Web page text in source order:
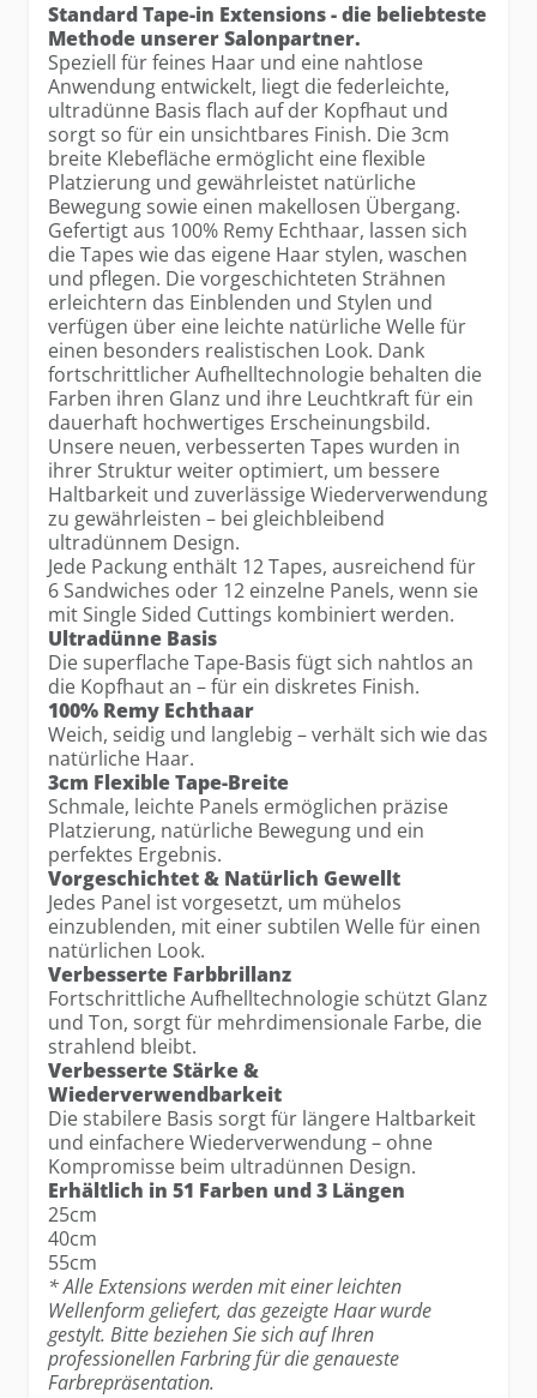
Standard Tape-in Extensions - die beliebteste
Methode unserer Salonpartner.
Speziell für feines Haar und eine nahtlose
Anwendung entwickelt, liegt die federleichte,
ultradünne Basis flach auf der Kopfhaut und
sorgt so für ein unsichtbares Finish. Die 3cm
breite Klebefläche ermöglicht eine flexible
Platzierung und gewährleistet natürliche
Bewegung sowie einen makellosen Übergang.
Gefertigt aus 100% Remy Echthaar, lassen sich
die Tapes wie das eigene Haar stylen, waschen
und pflegen. Die vorgeschichteten Strähnen
erleichtern das Einblenden und Stylen und
verfügen über eine leichte natürliche Welle für
einen besonders realistischen Look. Dank
fortschrittlicher Aufhelltechnologie behalten die
Farben ihren Glanz und ihre Leuchtkraft für ein
dauerhaft hochwertiges Erscheinungsbild.
Unsere neuen, verbesserten Tapes wurden in
ihrer Struktur weiter optimiert, um bessere
Haltbarkeit und zuverlässige Wiederverwendung
zu gewährleisten – bei gleichbleibend
ultradünnem Design.
Jede Packung enthält 12 Tapes, ausreichend für
6 Sandwiches oder 12 einzelne Panels, wenn sie
mit Single Sided Cuttings kombiniert werden.
Ultradünne Basis
Die superflache Tape-Basis fügt sich nahtlos an
die Kopfhaut an – für ein diskretes Finish.
100% Remy Echthaar
Weich, seidig und langlebig – verhält sich wie das
natürliche Haar.
3cm Flexible Tape-Breite
Schmale, leichte Panels ermöglichen präzise
Platzierung, natürliche Bewegung und ein
perfektes Ergebnis.
Vorgeschichtet & Natürlich Gewellt
Jedes Panel ist vorgesetzt, um mühelos
einzublenden, mit einer subtilen Welle für einen
natürlichen Look.
Verbesserte Farbbrillanz
Fortschrittliche Aufhelltechnologie schützt Glanz
und Ton, sorgt für mehrdimensionale Farbe, die
strahlend bleibt.
Verbesserte Stärke &
Wiederverwendbarkeit
Die stabilere Basis sorgt für längere Haltbarkeit
und einfachere Wiederverwendung – ohne
Kompromisse beim ultradünnen Design.
Erhältlich in 51 Farben und 3 Längen
25cm
40cm
55cm
* Alle Extensions werden mit einer leichten
Wellenform geliefert, das gezeigte Haar wurde
gestylt. Bitte beziehen Sie sich auf Ihren
professionellen Farbring für die genaueste
Farbrepräsentation.